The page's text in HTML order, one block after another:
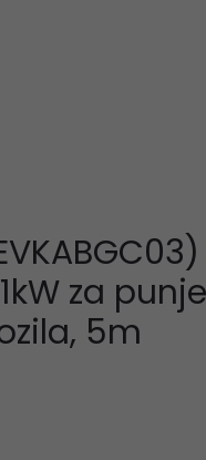
za
5m